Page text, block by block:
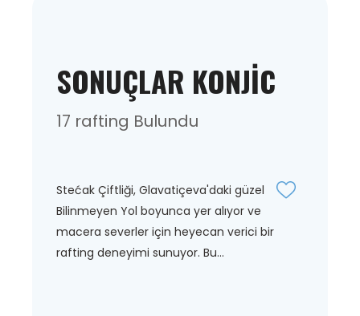
SONUÇLAR KONJIC
17 rafting Bulundu
Stećak Çiftliği, Glavatiçeva'daki güzel
Bilinmeyen Yol boyunca yer alıyor ve
macera severler için heyecan verici bir
rafting deneyimi sunuyor. Bu...